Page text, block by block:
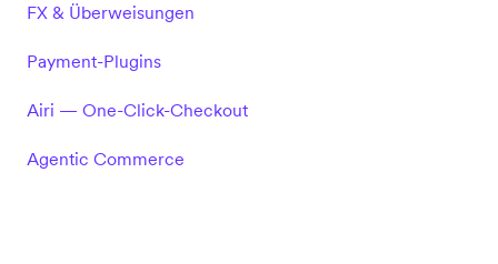
FX & Überweisungen
Payment-Plugins
Airi — One-Click-Checkout
Agentic Commerce